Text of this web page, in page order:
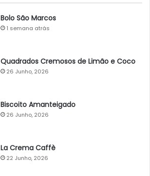
Bolo São Marcos
1 semana atrás
Quadrados Cremosos de Limão e Coco
26 Junho, 2026
Biscoito Amanteigado
26 Junho, 2026
La Crema Caffè
22 Junho, 2026